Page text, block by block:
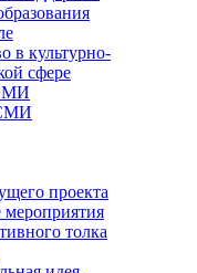
в культурно-
сфере
проекта
толка